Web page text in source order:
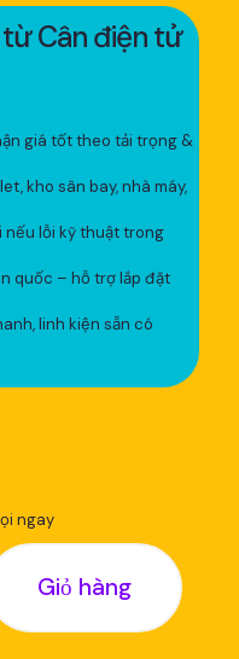
Cân điện tử
giá tốt theo tải trọng &
kho sân bay, nhà máy,
nếu lỗi kỹ thuật trong
quốc – hỗ trợ lắp đặt
linh kiện sẵn có
ngay
Giỏ hàng